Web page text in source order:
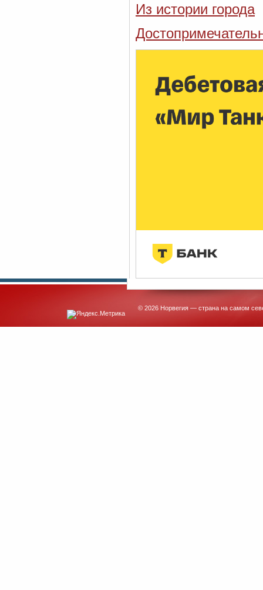
Из истории города
© 2026 Норвегия — страна на самом